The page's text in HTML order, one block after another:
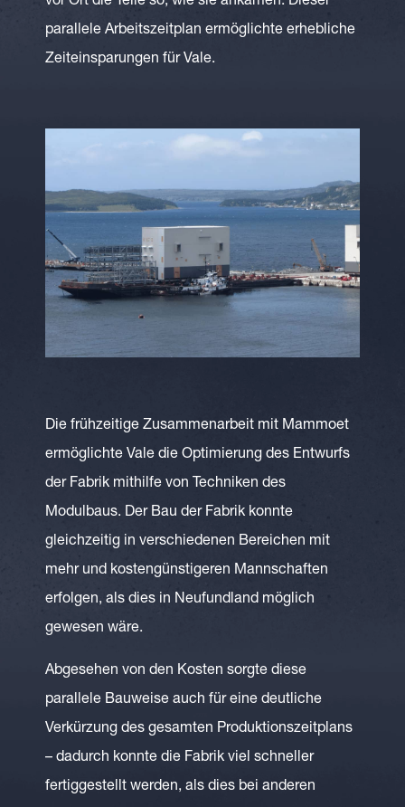
parallele Arbeitszeitplan ermöglichte erhebliche
Zeiteinsparungen für Vale.
Die frühzeitige Zusammenarbeit mit Mammoet
ermöglichte Vale die Optimierung des Entwurfs
der Fabrik mithilfe von Techniken des
Modulbaus. Der Bau der Fabrik konnte
gleichzeitig in verschiedenen Bereichen mit
mehr und kostengünstigeren Mannschaften
erfolgen, als dies in Neufundland möglich
gewesen wäre.
Abgesehen von den Kosten sorgte diese
parallele Bauweise auch für eine deutliche
Verkürzung des gesamten Produktionszeitplans
– dadurch konnte die Fabrik viel schneller
fertiggestellt werden, als dies bei anderen